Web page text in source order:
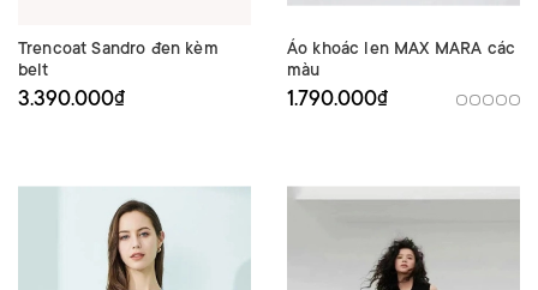
Trencoat Sandro đen kèm
belt
3.390.000₫
Áo khoác len MAX MARA các
màu
1.790.000₫